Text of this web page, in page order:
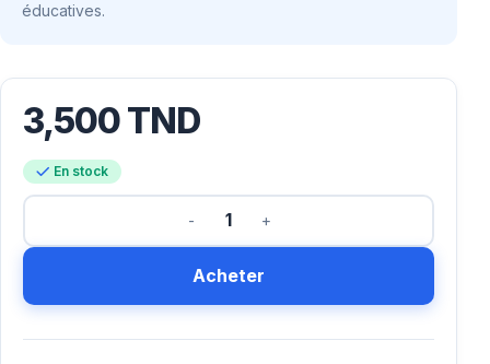
éducatives.
3,500TND
En stock
Acheter